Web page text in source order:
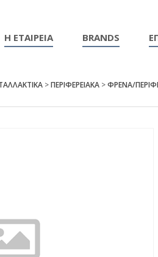
Η ΕΤΑΙΡΕΙΑ BRANDS
>ΠΕΡΙΦΕΡΕΙΑΚΑ>ΦΡΕΝΑ/